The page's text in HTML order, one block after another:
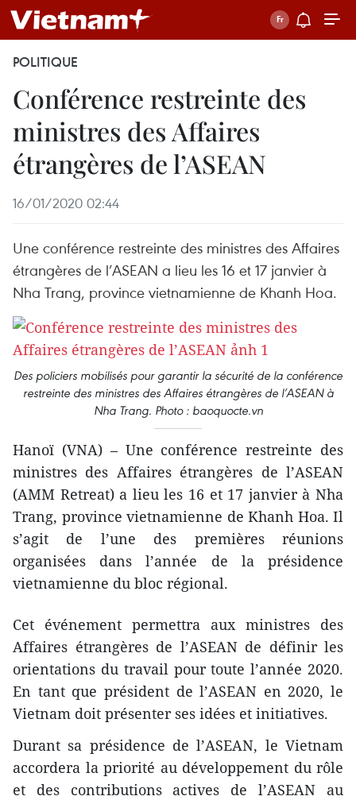
POLITIQUE
Conférence restreinte des
ministres des Affaires
étrangères de l’ASEAN
16/01/2020 02:44
Une conférence restreinte des ministres des Affaires
étrangères de l’ASEAN a lieu les 16 et 17 janvier à
Nha Trang, province vietnamienne de Khanh Hoa.
Des policiers mobilisés pour garantir la sécurité de la conférence
restreinte des ministres des Affaires étrangères de l’ASEAN à
Nha Trang. Photo : baoquocte.vn
Hanoï (VNA) – Une conférence restreinte des
ministres des Affaires étrangères de l’ASEAN
(AMM Retreat) a lieu les 16 et 17 janvier à Nha
Trang, province vietnamienne de Khanh Hoa. Il
s’agit de l’une des premières réunions
organisées dans l’année de la présidence
vietnamienne du bloc régional.
Cet événement permettra aux ministres des
Affaires étrangères de l’ASEAN de définir les
orientations du travail pour toute l’année 2020.
En tant que président de l’ASEAN en 2020, le
Vietnam doit présenter ses idées et initiatives.
Durant sa présidence de l’ASEAN, le Vietnam
accordera la priorité au développement du rôle
et des contributions actives de l’ASEAN au